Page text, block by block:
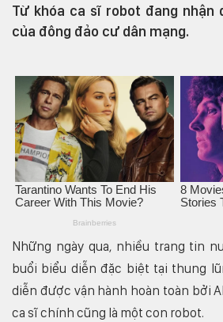
Từ khóa ca sĩ robot đang nhận
của đông đảo cư dân mạng.
Những ngày qua, nhiều trang tin
buổi biểu diễn đặc biệt tại thung
diễn được vận hành hoàn toàn bởi
ca sĩ chính cũng là một con robot.